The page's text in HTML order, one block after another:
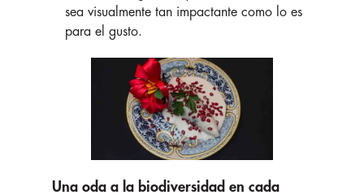
sea visualmente tan impactante como lo es
para el gusto.
Una oda a la biodiversidad en cada